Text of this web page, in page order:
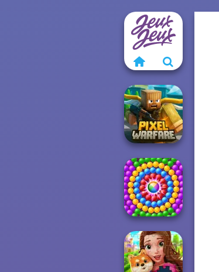
Minecraft Pixel
Warfare
Pop Adventure